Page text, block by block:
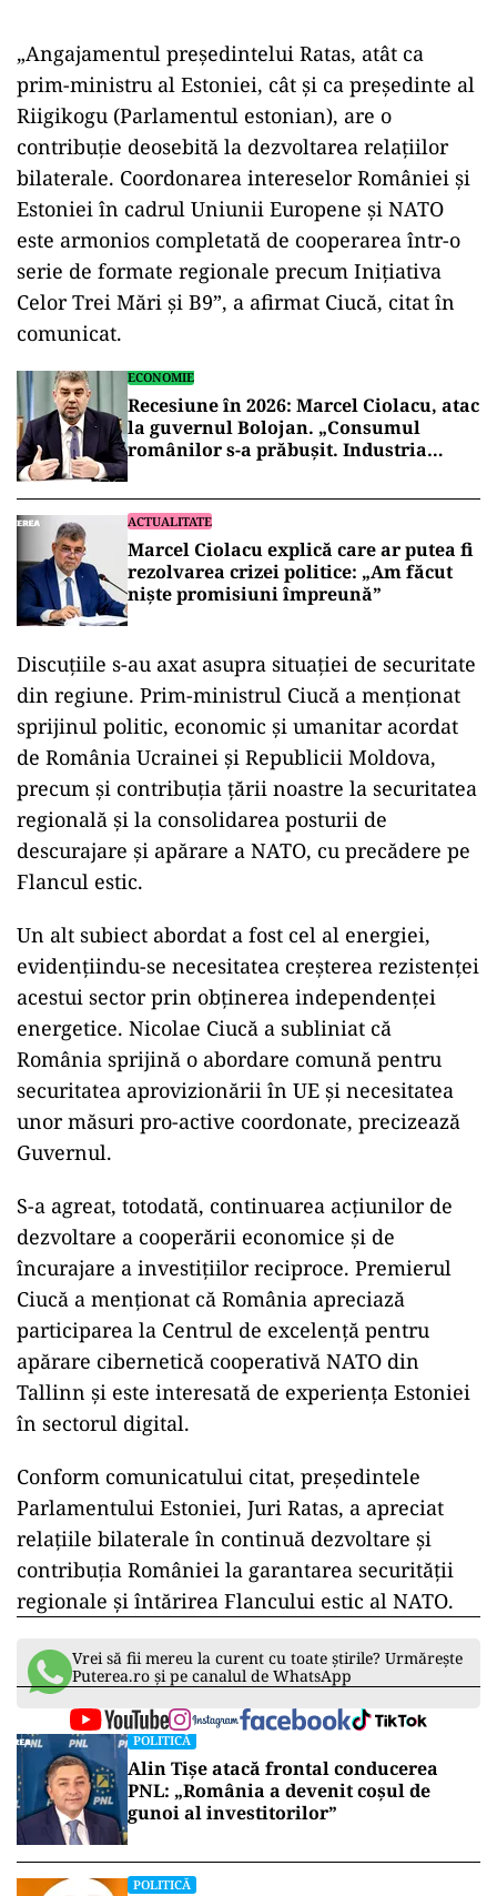
„Angajamentul preşedintelui Ratas, atât ca
prim-ministru al Estoniei, cât şi ca preşedinte al
Riigikogu (Parlamentul estonian), are o
contribuţie deosebită la dezvoltarea relaţiilor
bilaterale. Coordonarea intereselor României şi
Estoniei în cadrul Uniunii Europene şi NATO
este armonios completată de cooperarea într-o
serie de formate regionale precum Iniţiativa
Celor Trei Mări şi B9”, a afirmat Ciucă, citat în
comunicat.
ECONOMIE
Recesiune în 2026: Marcel Ciolacu, atac
la guvernul Bolojan. „Consumul
românilor s-a prăbușit. Industria
ACTUALITATE
Marcel Ciolacu explică care ar putea fi
rezolvarea crizei politice: „Am făcut
nişte promisiuni împreună”
Discuţiile s-au axat asupra situaţiei de securitate
din regiune. Prim-ministrul Ciucă a menţionat
sprijinul politic, economic şi umanitar acordat
de România Ucrainei şi Republicii Moldova,
precum şi contribuţia ţării noastre la securitatea
regională şi la consolidarea posturii de
descurajare şi apărare a NATO, cu precădere pe
Flancul estic.
Un alt subiect abordat a fost cel al energiei,
evidenţiindu-se necesitatea creşterea rezistenţei
acestui sector prin obţinerea independenţei
energetice. Nicolae Ciucă a subliniat că
România sprijină o abordare comună pentru
securitatea aprovizionării în UE şi necesitatea
unor măsuri pro-active coordonate, precizează
Guvernul.
S-a agreat, totodată, continuarea acţiunilor de
dezvoltare a cooperării economice şi de
încurajare a investiţiilor reciproce. Premierul
Ciucă a menţionat că România apreciază
participarea la Centrul de excelenţă pentru
apărare cibernetică cooperativă NATO din
Tallinn şi este interesată de experienţa Estoniei
în sectorul digital.
Conform comunicatului citat, preşedintele
Parlamentului Estoniei, Juri Ratas, a apreciat
relaţiile bilaterale în continuă dezvoltare şi
contribuţia României la garantarea securităţii
regionale şi întărirea Flancului estic al NATO.
Vrei să fii mereu la curent cu toate știrile? Urmărește
Puterea.ro și pe canalul de WhatsApp
POLITICĂ
Alin Tișe atacă frontal conducerea
PNL: „România a devenit coșul de
gunoi al investitorilor”
POLITICĂ